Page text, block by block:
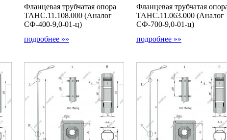
Фланцевая трубчатая опора
ТАНС.11.108.000 (Аналог
СФ-400-9,0-01-ц)
подробнее »»
Фланцевая трубчатая
ТАНС.11.063.000 (Аналог
СФ-700-9,0-01-ц)
подробнее »»